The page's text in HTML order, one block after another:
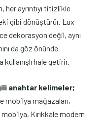
her ayrıntıyı titizlikle
gibi dönüştürür. Lux
dekorasyon değil, aynı
da göz önünde
kullanışlı hale getirir.
anahtar kelimeler;
mobilya mağazaları,
Kırıkkale modern